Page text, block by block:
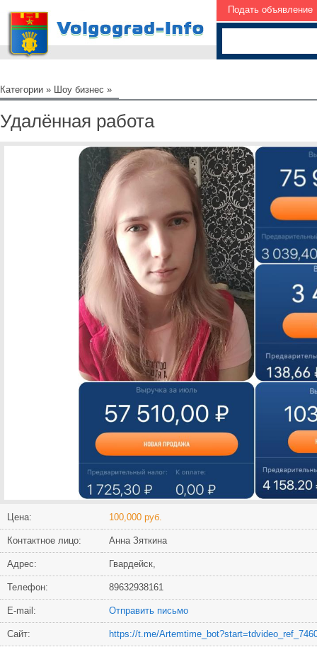
Подать объявление
Категории » Шоу бизнес »
Удалённая работа
Цена: 100,000 руб.
Контактное лицо: Анна Зяткина
Адрес: Гвардейск,
Телефон: 89632938161
Е-mail: Отправить письмо
Сайт: https://t.me/